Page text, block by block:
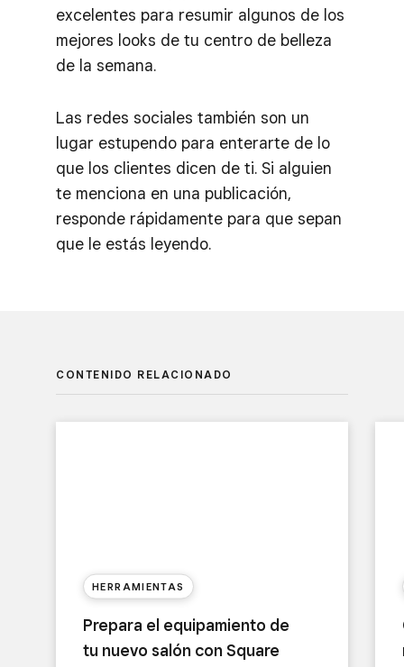
excelentes para resumir algunos de los
mejores looks de tu centro de belleza
de la semana.
Las redes sociales también son un
lugar estupendo para enterarte de lo
que los clientes dicen de ti. Si alguien
te menciona en una publicación,
responde rápidamente para que sepan
que le estás leyendo.
CONTENIDO RELACIONADO
HERRAMIENTAS
Prepara el equipamiento de
tu nuevo salón con Square